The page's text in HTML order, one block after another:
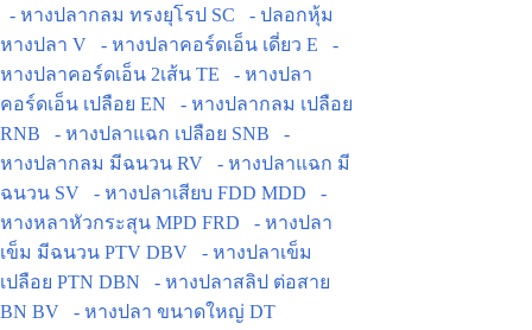
- หางปลากลม ทรงยุโรป SC
- ปลอกหุ้ม
หางปลา V
- หางปลาคอร์ดเอ็น เดี่ยว E
-
หางปลาคอร์ดเอ็น 2เส้น TE
- หางปลา
คอร์ดเอ็น เปลือย EN
- หางปลากลม เปลือย
RNB
- หางปลาแฉก เปลือย SNB
-
หางปลากลม มีฉนวน RV
- หางปลาแฉก มี
ฉนวน SV
- หางปลาเสียบ FDD MDD
-
หางหลาหัวกระสุน MPD FRD
- หางปลา
เข็ม มีฉนวน PTV DBV
- หางปลาเข็ม
เปลือย PTN DBN
- หางปลาสลิป ต่อสาย
BN BV
- หางปลา ขนาดใหญ่ DT